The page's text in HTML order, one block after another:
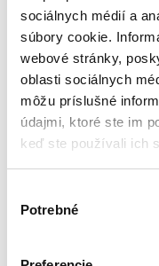
sociálnych médií a
súbory cookie.
webové stránky,
oblasti sociálnych
môžu príslušné
údajmi, ktoré ste im
keď ste používali ich
súhlasu
Potrebné